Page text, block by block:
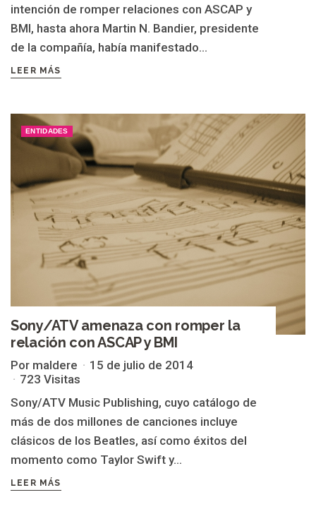
intención de romper relaciones con ASCAP y
BMI, hasta ahora Martin N. Bandier, presidente
de la compañía, había manifestado...
LEER MÁS
ENTIDADES
Sony/ATV amenaza con romper la
relación con ASCAP y BMI
Por maldere
15 de julio de 2014
723 Visitas
Sony/ATV Music Publishing, cuyo catálogo de
más de dos millones de canciones incluye
clásicos de los Beatles, así como éxitos del
momento como Taylor Swift y...
LEER MÁS